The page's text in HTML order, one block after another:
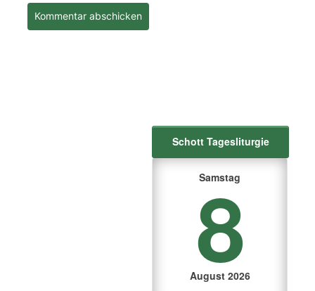
Schott Tagesliturgie
Samstag
8
August 2026